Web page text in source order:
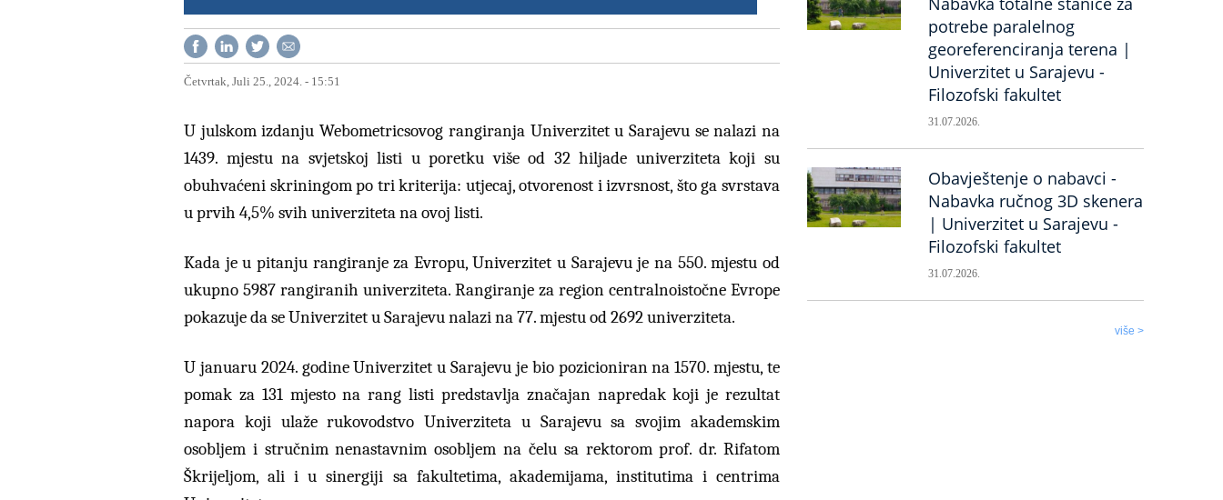
Četvrtak, Juli 25., 2024. - 15:51
U julskom izdanju Webometricsovog rangiranja Univerzitet u Sarajevu se nalazi na
1439. mjestu na svjetskoj listi u poretku više od 32 hiljade univerziteta koji su
obuhvaćeni skriningom po tri kriterija: utjecaj, otvorenost i izvrsnost, što ga svrstava
u prvih 4,5% svih univerziteta na ovoj listi.
Kada je u pitanju rangiranje za Evropu, Univerzitet u Sarajevu je na 550. mjestu od
ukupno 5987 rangiranih univerziteta. Rangiranje za region centralnoistočne Evrope
pokazuje da se Univerzitet u Sarajevu nalazi na 77. mjestu od 2692 univerziteta.
U januaru 2024. godine Univerzitet u Sarajevu je bio pozicioniran na 1570. mjestu, te
pomak za 131 mjesto na rang listi predstavlja značajan napredak koji je rezultat
napora koji ulaže rukovodstvo Univerziteta u Sarajevu sa svojim akademskim
osobljem i stručnim nenastavnim osobljem na čelu sa rektorom prof. dr. Rifatom
Škrijeljom, ali i u sinergiji sa fakultetima, akademijama, institutima i centrima
potrebe paralelnog
georeferenciranja terena |
Univerzitet u Sarajevu -
Filozofski fakultet
31.07.2026.
Obavještenje o nabavci -
Nabavka ručnog 3D skenera
| Univerzitet u Sarajevu -
Filozofski fakultet
31.07.2026.
više >